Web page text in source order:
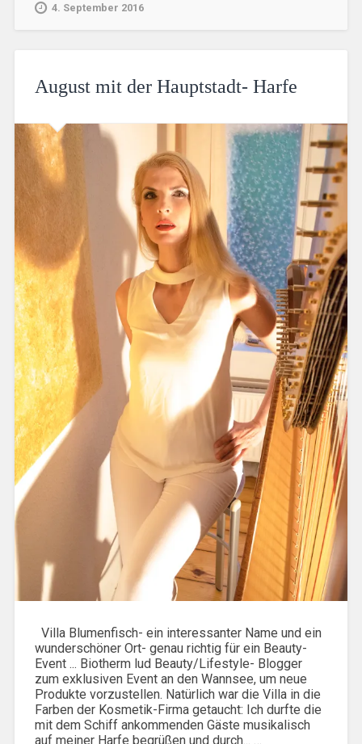
4. September 2016
August mit der Hauptstadt- Harfe
Villa Blumenfisch- ein interessanter Name und ein
wunderschöner Ort- genau richtig für ein Beauty-
Event ... Biotherm lud Beauty/Lifestyle- Blogger
zum exklusiven Event an den Wannsee, um neue
Produkte vorzustellen. Natürlich war die Villa in die
Farben der Kosmetik-Firma getaucht: Ich durfte die
mit dem Schiff ankommenden Gäste musikalisch
auf meiner Harfe begrüßen und durch... …